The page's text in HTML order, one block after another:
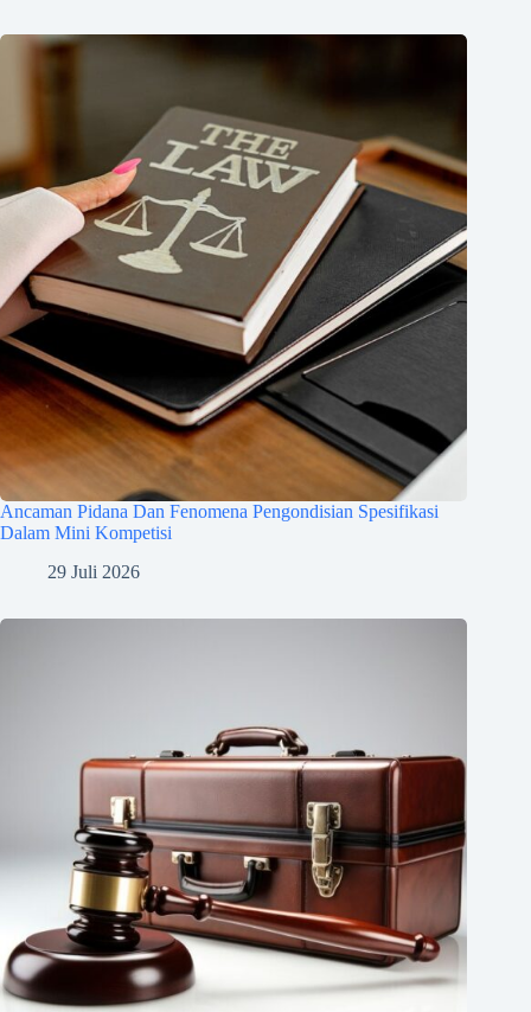
Ancaman Pidana Dan Fenomena Pengondisian Spesifikasi
Dalam Mini Kompetisi
29 Juli 2026